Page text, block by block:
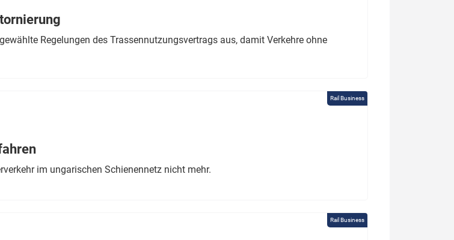
Regelungen des Trassennutzungsvertrags aus, damit Verkehre ohne
Rail Business
im ungarischen Schienennetz nicht mehr.
Rail Business